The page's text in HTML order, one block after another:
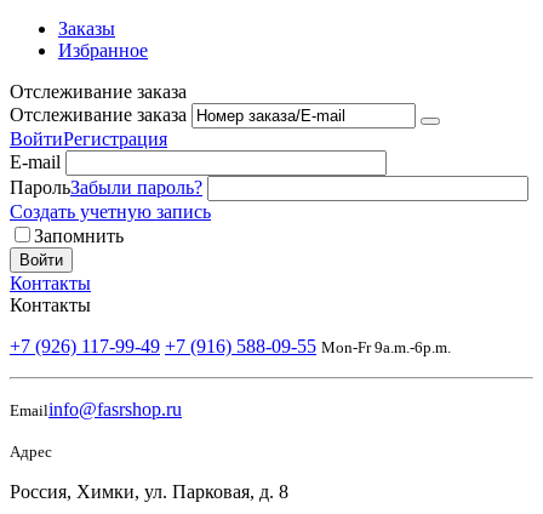
Заказы
Избранное
Отслеживание заказа
Отслеживание заказа
ВойтиРегистрация
E-mail
ПарольЗабыли пароль?
Создать учетную запись
Запомнить
Войти
Контакты
Контакты
+7 (926) 117-99-49 +7 (916) 588-09-55 Mon-Fr 9a.m.-6p.m.
Emailinfo@fasrshop.ru
Адрес
Россия, Химки, ул. Парковая, д. 8